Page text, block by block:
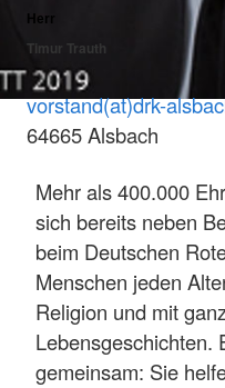
Herr
Timur Trauth
vorstand(at)drk-
64665 Alsbach
Mehr als 400.000
sich bereits neben
beim Deutschen
Menschen jeden
Religion und mit
Lebensgeschichten.
gemeinsam: Sie